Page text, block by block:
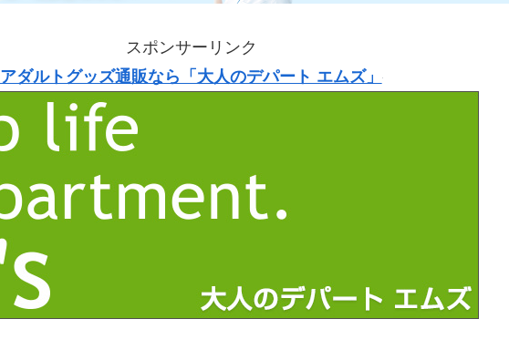
スポンサーリンク
アダルトグッズ通販なら「大人のデパート エムズ」